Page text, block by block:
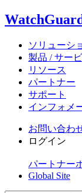
ソリューシ
製品 / サー
リソース
パートナー
サポート
インフォメ
お問い合わ
ログイン
パートナー
Global Site